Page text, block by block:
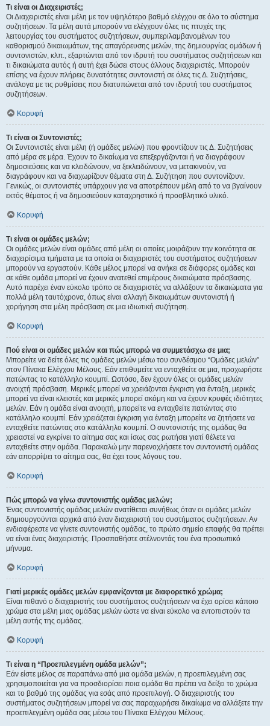
Τι είναι οι Διαχειριστές;
Οι Διαχειριστές είναι μέλη με τον υψηλότερο βαθμό ελέγχου σε όλο το σύστημα
συζητήσεων. Τα μέλη αυτά μπορούν να ελέγχουν όλες τις πτυχές της
λειτουργίας του συστήματος συζητήσεων, συμπεριλαμβανομένων του
καθορισμού δικαιωμάτων, της απαγόρευσης μελών, της δημιουργίας ομάδων ή
συντονιστών, κλπ., εξαρτώνται από τον ιδρυτή του συστήματος συζητήσεων και
τι δικαιώματα αυτός ή αυτή έχει δώσει στους άλλους διαχειριστές. Μπορούν
επίσης να έχουν πλήρεις δυνατότητες συντονιστή σε όλες τις Δ. Συζητήσεις,
ανάλογα με τις ρυθμίσεις που διατυπώνεται από τον ιδρυτή του συστήματος
συζητήσεων.
Κορυφή
Τι είναι οι Συντονιστές;
Οι Συντονιστές είναι μέλη (ή ομάδες μελών) που φροντίζουν τις Δ. Συζητήσεις
από μέρα σε μέρα. Έχουν το δικαίωμα να επεξεργάζονται ή να διαγράφουν
δημοσιεύσεις και να κλειδώνουν, να ξεκλειδώνουν, να μετακινούν, να
διαγράφουν και να διαχωρίζουν θέματα στη Δ. Συζήτηση που συντονίζουν.
Γενικώς, οι συντονιστές υπάρχουν για να αποτρέπουν μέλη από το να βγαίνουν
εκτός θέματος ή να δημοσιεύουν καταχρηστικό ή προσβλητικό υλικό.
Κορυφή
Τι είναι οι ομάδες μελών;
Οι ομάδες μελών είναι ομάδες από μέλη οι οποίες μοιράζουν την κοινότητα σε
διαχειρίσιμα τμήματα με τα οποία οι διαχειριστές του συστήματος συζητήσεων
μπορούν να εργαστούν. Κάθε μέλος μπορεί να ανήκει σε διάφορες ομάδες και
σε κάθε ομάδα μπορεί να έχουν ανατεθεί επιμέρους δικαιώματα πρόσβασης.
Αυτό παρέχει έναν εύκολο τρόπο σε διαχειριστές να αλλάξουν τα δικαιώματα για
πολλά μέλη ταυτόχρονα, όπως είναι αλλαγή δικαιωμάτων συντονιστή ή
χορήγηση στα μέλη πρόσβαση σε μια ιδιωτική συζήτηση.
Κορυφή
Πού είναι οι ομάδες μελών και πώς μπορώ να συμμετάσχω σε μια;
Μπορείτε να δείτε όλες τις ομάδες μελών μέσω του συνδέσμου “Ομάδες μελών”
στον Πίνακα Ελέγχου Μέλους. Εάν επιθυμείτε να ενταχθείτε σε μια, προχωρήστε
πατώντας το κατάλληλο κουμπί. Ωστόσο, δεν έχουν όλες οι ομάδες μελών
ανοιχτή πρόσβαση. Μερικές μπορεί να χρειάζονται έγκριση για ένταξη, μερικές
μπορεί να είναι κλειστές και μερικές μπορεί ακόμη και να έχουν κρυφές ιδιότητες
μελών. Εάν η ομάδα είναι ανοιχτή, μπορείτε να ενταχθείτε πατώντας στο
κατάλληλο κουμπί. Εάν χρειάζεται έγκριση για ένταξη μπορείτε να ζητήσετε να
ενταχθείτε πατώντας στο κατάλληλο κουμπί. Ο συντονιστής της ομάδας θα
χρειαστεί να εγκρίνει το αίτημα σας και ίσως σας ρωτήσει γιατί θέλετε να
ενταχθείτε στην ομάδα. Παρακαλώ μην παρενοχλήσετε τον συντονιστή ομάδας
εάν απορρίψει το αίτημα σας, θα έχει τους λόγους του.
Κορυφή
Πώς μπορώ να γίνω συντονιστής ομάδας μελών;
Ένας συντονιστής ομάδας μελών ανατίθεται συνήθως όταν οι ομάδες μελών
δημιουργούνται αρχικά από έναν διαχειριστή του συστήματος συζητήσεων. Αν
ενδιαφέρεστε να γίνετε συντονιστής ομάδας, το πρώτο σημείο επαφής θα πρέπει
να είναι ένας διαχειριστής. Προσπαθήστε στέλνοντάς του ένα προσωπικό
μήνυμα.
Κορυφή
Γιατί μερικές ομάδες μελών εμφανίζονται με διαφορετικό χρώμα;
Είναι πιθανό ο διαχειριστής του συστήματος συζητήσεων να έχει ορίσει κάποιο
χρώμα στα μέλη μιας ομάδας μελών ώστε να είναι εύκολο να εντοπιστούν τα
μέλη αυτής της ομάδας.
Κορυφή
Τι είναι η “Προεπιλεγμένη ομάδα μελών”;
Εάν είστε μέλος σε παραπάνω από μια ομάδα μελών, η προεπιλεγμένη σας
χρησιμοποιείται για να προσδιορίσει ποια ομάδα θα πρέπει να δείξει το χρώμα
και το βαθμό της ομάδας για εσάς από προεπιλογή. Ο διαχειριστής του
συστήματος συζητήσεων μπορεί να σας παραχωρήσει δικαίωμα να αλλάξετε την
προεπιλεγμένη ομάδα σας μέσω του Πίνακα Ελέγχου Μέλους.